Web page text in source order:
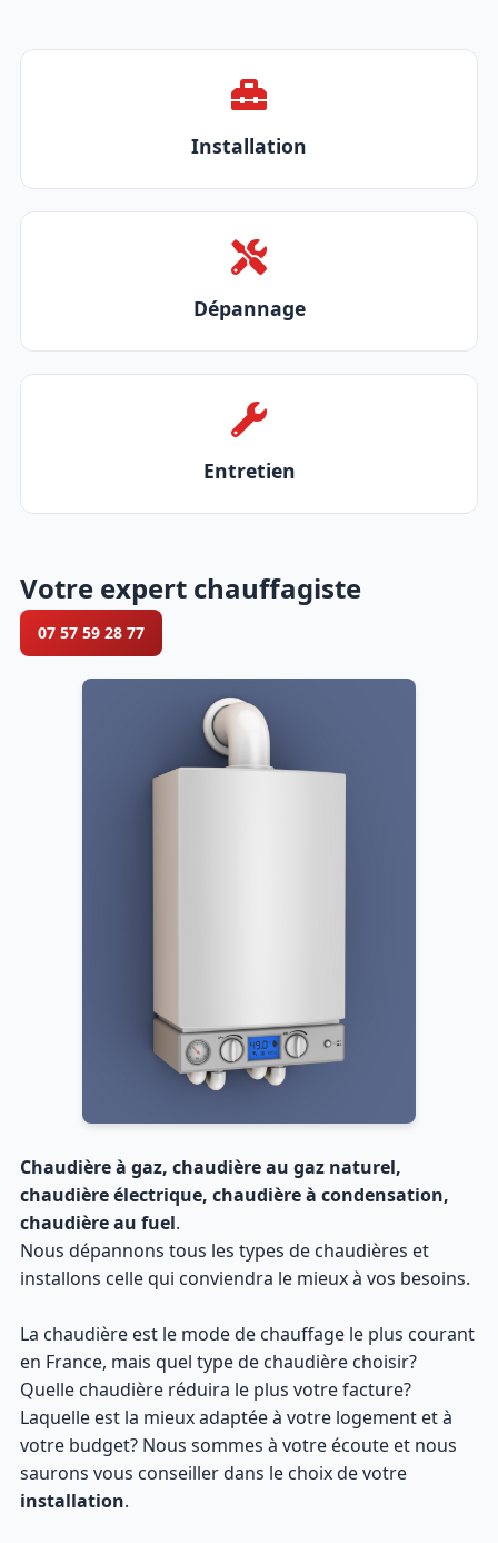
Installation
Dépannage
Entretien
Votre expert chauffagiste
07 57 59 28 77
Chaudière à gaz, chaudière au gaz naturel,
chaudière électrique, chaudière à condensation,
chaudière au fuel.
Nous dépannons tous les types de chaudières et
installons celle qui conviendra le mieux à vos besoins.
La chaudière est le mode de chauffage le plus courant
en France, mais quel type de chaudière choisir?
Quelle chaudière réduira le plus votre facture?
Laquelle est la mieux adaptée à votre logement et à
votre budget? Nous sommes à votre écoute et nous
saurons vous conseiller dans le choix de votre
installation.